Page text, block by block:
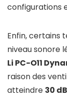
configurations
Enfin, certains
niveau sonore
Li PC-O11
raison des
atteindre 30